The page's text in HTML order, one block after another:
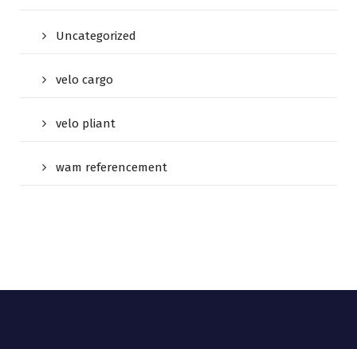
Uncategorized
velo cargo
velo pliant
wam referencement